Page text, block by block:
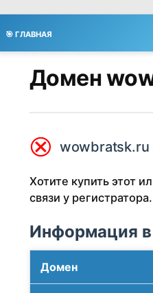
🎯 ГЛАВНАЯ
Домен
⮿ wowbratsk.ru
Хотите купить этот
связи у регистратора.
Информация в
Домен